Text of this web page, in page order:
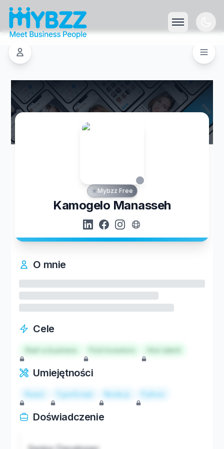
Mybzz Free
Kamogelo Manasseh
O mnie
Cele
Start a business Hire talent
Umiejętności
React TypeScript Node.js Python
Doświadczenie